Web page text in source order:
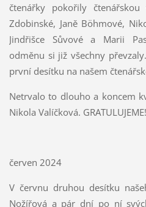
čtenářky pokořily čtenářskou
Zdobinské, Janě Böhmové,
Jindřišce Sůvové a Marii
odměnu si již všechny
první desítku na našem
Netrvalo to dlouho a koncem
Nikola Valíčková. GRATULUJEME!
červen 2024
V červnu druhou desítku
Nožířová a pár dní po ní